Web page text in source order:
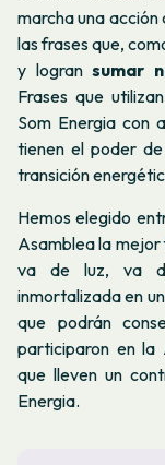
marcha una
las frases que,
y logran sumar
Frases que
Som Energia con
tienen el poder
transición
Hemos elegido
Asamblea la mejor
va de luz, va
inmortalizada en
que podrán
participaron en la
que lleven un
Energia.